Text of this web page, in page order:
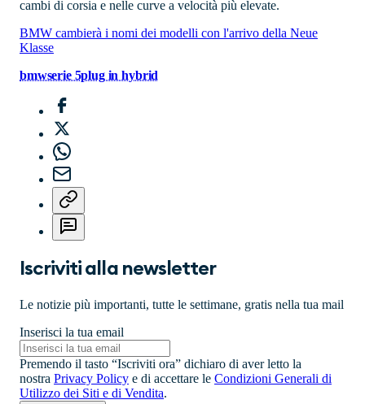
cambi di corsia e nelle curve a velocità più elevate.
BMW cambierà i nomi dei modelli con l'arrivo della Neue
Klasse
bmwserie 5plug in hybrid
Iscriviti alla newsletter
Le notizie più importanti, tutte le settimane, gratis nella tua mail
Inserisci la tua email
Premendo il tasto “Iscriviti ora” dichiaro di aver letto la
nostra Privacy Policy e di accettare le Condizioni Generali di
Utilizzo dei Siti e di Vendita.